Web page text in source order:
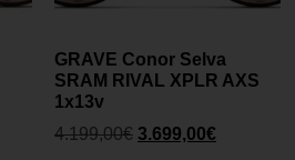
GRAVE Conor Selva
SRAM RIVAL XPLR AXS
1x13v
4.199,00€ 3.699,00€